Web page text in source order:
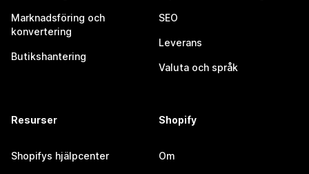
Marknadsföring och
konvertering
Butikshantering
SEO
Leverans
Valuta och språk
Resurser
Shopifys hjälpcenter
Shopify
Om